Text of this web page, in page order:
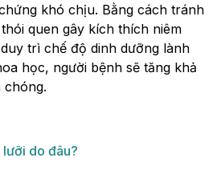
khó chịu. Bằng cách tránh
quen gây kích thích niêm
trì chế độ dinh dưỡng lành
học, người bệnh sẽ tăng khả
chóng.
lưỡi do đâu?